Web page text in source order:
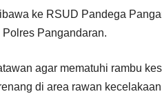
ke RSUD Pandega
Pangandaran.
agar mematuhi rambu
di area rawan